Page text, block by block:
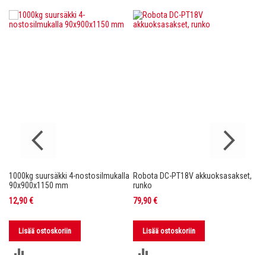
1000kg suursäkki 4-nostosilmukalla
90x900x1150 mm
12,90 €
Lisää ostoskoriin
Robota DC-PT18V akkuoksasakset,
runko
79,90 €
Lisää ostoskoriin